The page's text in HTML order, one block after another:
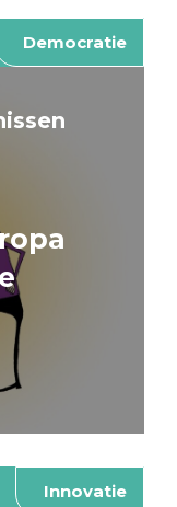
Democratie
Innovatie